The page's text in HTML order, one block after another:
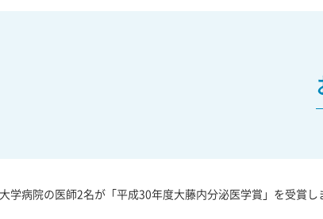
学病院の医師2名が「平成30年度大藤内分泌医学賞」を受賞し